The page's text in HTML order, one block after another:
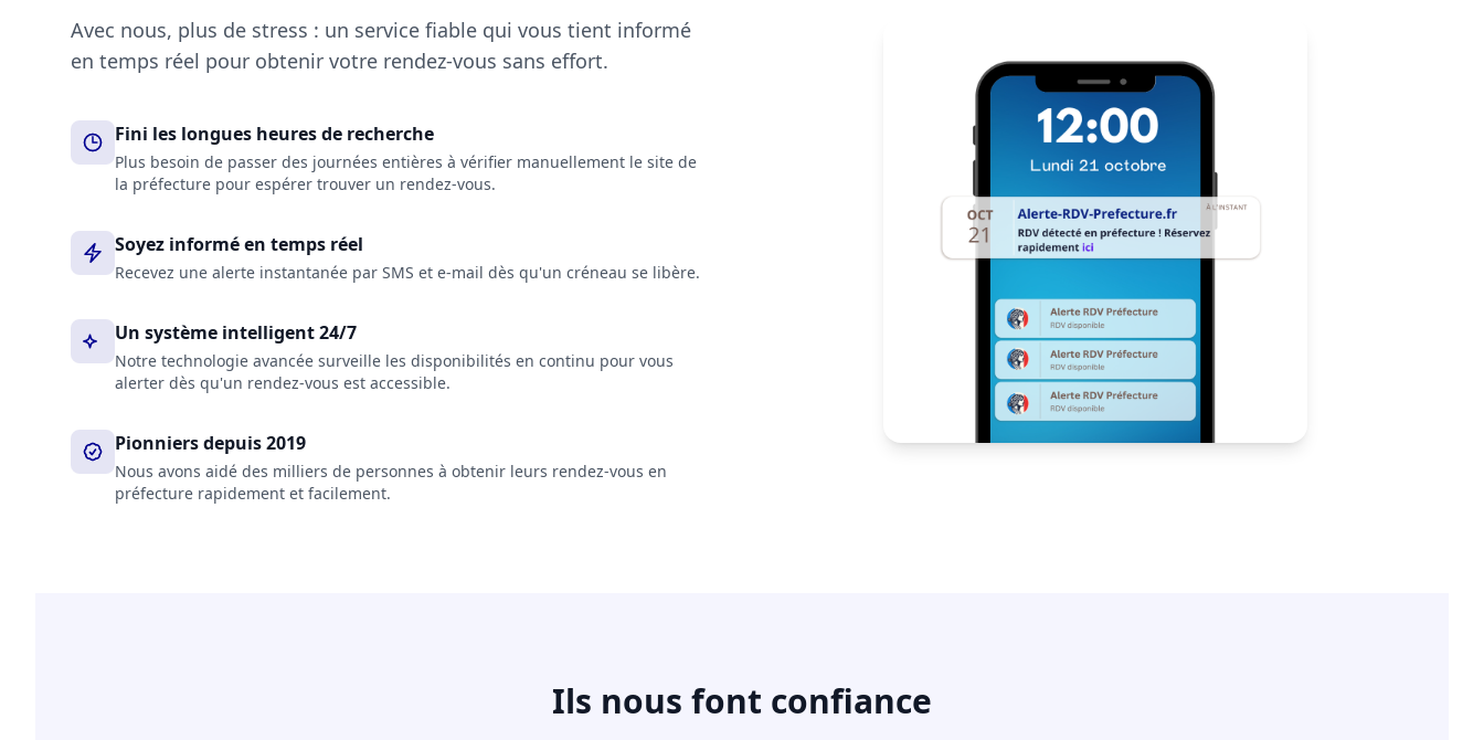
Avec nous, plus de stress : un service fiable qui vous tient informé
en temps réel pour obtenir votre rendez-vous sans effort.
Fini les longues heures de recherche
Plus besoin de passer des journées entières à vérifier manuellement le site de
la préfecture pour espérer trouver un rendez-vous.
Soyez informé en temps réel
Recevez une alerte instantanée par SMS et e-mail dès qu'un créneau se libère.
Un système intelligent 24/7
Notre technologie avancée surveille les disponibilités en continu pour vous
alerter dès qu'un rendez-vous est accessible.
Pionniers depuis 2019
Nous avons aidé des milliers de personnes à obtenir leurs rendez-vous en
préfecture rapidement et facilement.
Ils nous font confiance